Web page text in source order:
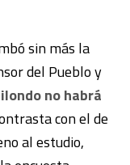
sin más la
del Pueblo y
no habrá
con el de
al estudio,